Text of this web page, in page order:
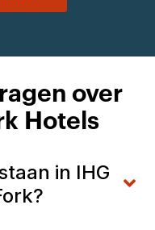
over
Hotels
in IHG